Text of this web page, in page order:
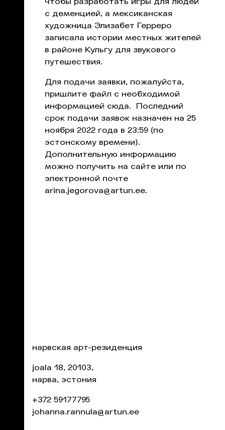
с деменцией, а мексиканская
художница Элизабет Герреро
записала истории местных жителей
в районе Кульгу для звукового
путешествия.
Для подачи заявки, пожалуйста,
пришлите файл с необходимой
информацией сюда. Последний
срок подачи заявок назначен на 25
ноября 2022 года в 23:59 (по
эстонскому времени).
Дополнительную информацию
можно получить на сайте или по
электронной почте
arina.jegorova@artun.ee.
нарвская арт-резиденция
joala 18, 20103,
нарва, эстония
+372 59177795
johanna.rannula@artun.ee